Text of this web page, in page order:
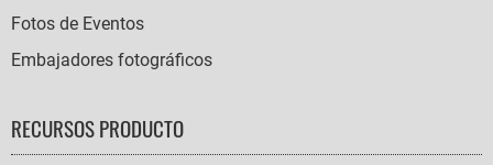
Fotos de Eventos
Embajadores fotográficos
RECURSOS PRODUCTO